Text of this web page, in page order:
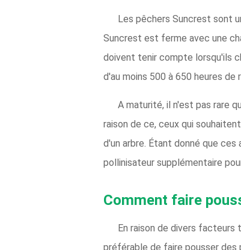
Les pêchers Suncrest sont
Suncrest est ferme avec une
doivent tenir compte lorsqu'ils
d'au moins 500 à 650 heures
A maturité, il n'est pas rare
raison de ce, ceux qui
d'un arbre. Étant donné que
pollinisateur supplémentaire
Comment faire
En raison de divers facteurs
préférable de faire pousser des